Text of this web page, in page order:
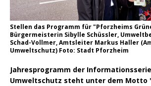
Stellen das Programm für "Pforzheims
Bürgermeisterin Sibylle Schüssler,
Schad-Vollmer, Amtsleiter Markus Haller
Umweltschutz) Foto: Stadt Pforzheim
Jahresprogramm der
Umweltschutz steht unter dem Motto